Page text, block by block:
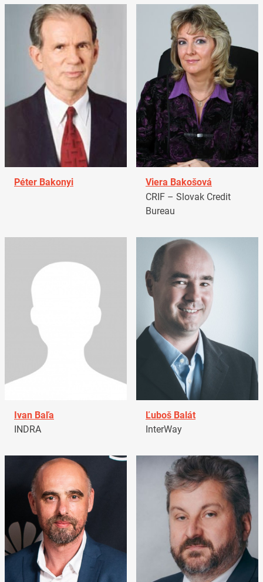
Péter Bakonyi
Viera Bakošová
CRIF – Slovak Credit
Bureau
Ivan Baľa
INDRA
Ľuboš Balát
InterWay